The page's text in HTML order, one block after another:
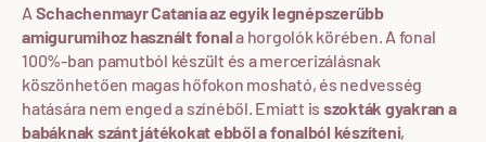
A Schachenmayr Catania az egyik legnépszerűbb
amigurumihoz használt fonala horgolók körében. A fonal
100%-ban pamutból készült és a mercerizálásnak
köszönhetően magas hőfokon mosható, és nedvesség
hatására nem enged a színéből. Emiatt is szokták gyakran a
babáknak szánt játékokat ebből a fonalból készíteni,